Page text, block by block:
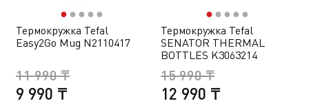
●● ● ● ●
Термокружка Tefal
Easy2Go Mug N2110417
9 990 ₸
11 990 ₸
●● ● ● ●
Термокружка Tefal
SENATOR THERMAL
BOTTLES K3063214
12 990 ₸
15 990 ₸